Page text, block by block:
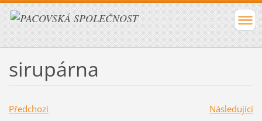
sirupárna
Předchozí
Následující